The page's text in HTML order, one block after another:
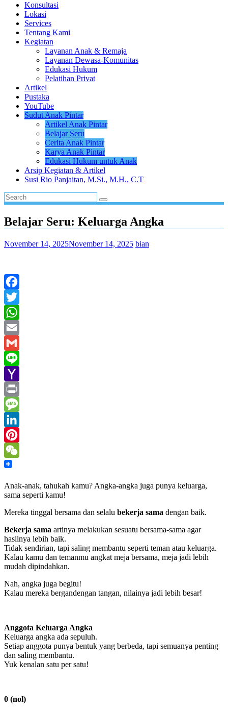
Konsultasi
Lokasi
Services
Tentang Kami
Kegiatan
Layanan Anak & Remaja
Layanan Dewasa-Komunitas
Edukasi Hukum
Pelatihan Privat
Artikel
Pustaka
YouTube
Sudut Anak Pintar
Artikel Anak Pintar
Belajar Seru
Cerita Anak Pintar
Karya Anak Pintar
Edukasi Hukum untuk Anak
Arsip Kegiatan & Artikel
Susi Rio Panjaitan, M.Si., M.H., C.T
Belajar Seru: Keluarga Angka
November 14, 2025November 14, 2025 bian
Facebook
Twitter
WhatsApp
Email
Gmail
Line
Yahoo
Mail
Print
Message
LinkedIn
Pinterest
WeChat
Anak-anak, tahukah kamu? Angka-angka juga punya keluarga,
sama seperti kamu!
Mereka tinggal bersama dan selalu bekerja sama dengan baik.
Bekerja sama artinya melakukan sesuatu bersama-sama agar
hasilnya lebih baik.
Tidak sendirian, tapi saling membantu seperti teman atau keluarga.
Kalau kamu dan temanmu angkat meja bersama, meja jadi lebih
mudah dipindahkan.
Nah, angka juga begitu!
Kalau mereka bergandengan tangan, nilainya jadi lebih besar!
Anggota Keluarga Angka
Keluarga angka ada sepuluh.
Setiap anggota punya bentuk yang berbeda, tapi semuanya penting
dan saling membantu.
Yuk kenalan satu per satu!
0 (nol)